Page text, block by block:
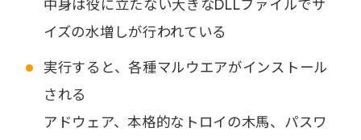
中身は役に立たない大きなDLLファイルでサ
イズの水増しが行われている
実行すると、各種マルウエアがインストール
される
アドウェア、本格的なトロイの木馬、パスワ